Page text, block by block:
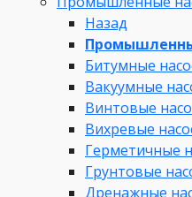
Назад
Битумные
Вакуумные
Винтовые
Вихревые
Герметичные
Грунтовые
Дренажные